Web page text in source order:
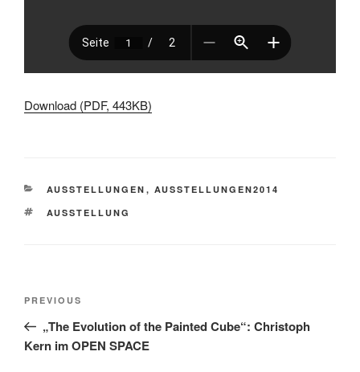
Download (PDF, 443KB)
CATEGORIES
AUSSTELLUNGEN , AUSSTELLUNGEN2014
TAGS
AUSSTELLUNG
Previous
Post
PREVIOUS
„The Evolution of the Painted Cube“: Christoph
Kern im OPEN SPACE